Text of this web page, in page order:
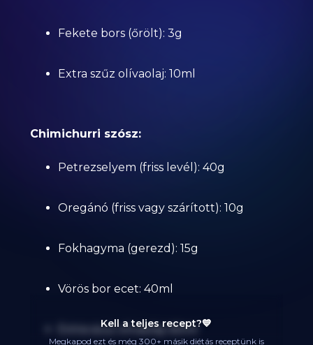
Fekete bors (őrölt): 3g
Extra szűz olívaolaj: 10ml
Chimichurri szósz:
Petrezselyem (friss levél): 40g
Oregánó (friss vagy szárított): 10g
Fokhagyma (gerezd): 15g
Vörös bor ecet: 40ml
Extra szűz olívaolaj: 60ml
Kell a teljes recept?💙
Megkapod ezt és még 300+ másik diétás receptünk is